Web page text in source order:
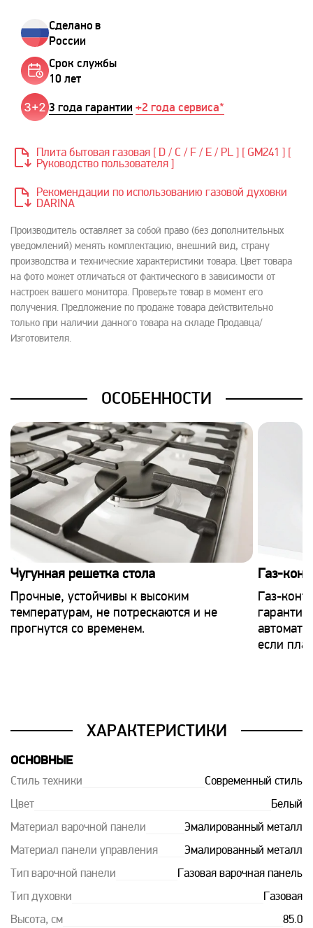
Сделано в
России
Срок службы
10 лет
3 года гарантии +2 года сервиса*
Производитель оставляет за собой право (без дополнительных
уведомлений) менять комплектацию, внешний вид, страну
производства и технические характеристики товара. Цвет товара
на фото может отличаться от фактического в зависимости от
настроек вашего монитора. Проверьте товар в момент его
получения. Предложение по продаже товара действительно
только при наличии данного товара на складе Продавца/
Изготовителя.
Плита бытовая газовая [ D / C / F / E / PL ] [ GM241 ] [
Руководство пользователя ]
Рекомендации по использованию газовой духовки
DARINA
ОСОБЕННОСТИ
Чугунная решетка стола
Прочные, устойчивы к высоким
температурам, не потрескаются и не
прогнутся со временем.
Газ-
Газ-
гарантия
если
ХАРАКТЕРИСТИКИ
ОСНОВНЫЕ
Стиль техники Современный стиль
Цвет Белый
Материал варочной панели Эмалированный металл
Материал панели управления Эмалированный металл
Тип варочной панели Газовая варочная панель
Тип духовки Газовая
Высота, см 85.0